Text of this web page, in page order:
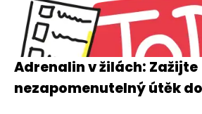
Adrenalin v žilách: Zažijte
nezapomenutelný útěk